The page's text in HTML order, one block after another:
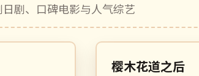
剧、口碑电影与人气综艺
日本
樱木花道之后